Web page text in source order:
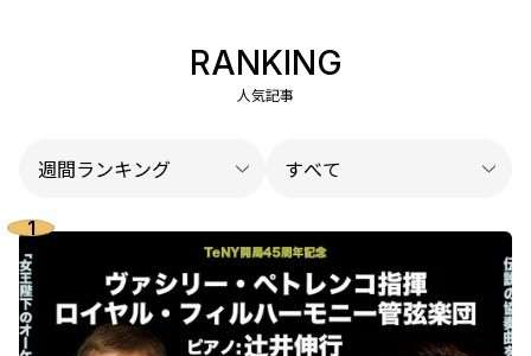
RANKING
人気記事